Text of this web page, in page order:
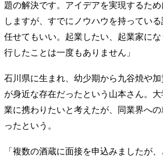
題の解決です。アイデアを実現するた
しますが、すでにノウハウを持ってい
任せてもいい。起業したい、起業家に
行したことは一度もありません」
石川県に生まれ、幼少期から九谷焼や
が身近な存在だったという山本さん。
業に携わりたいと考えたが、同業界へ
ったという。
「複数の酒蔵に面接を申込みましたが